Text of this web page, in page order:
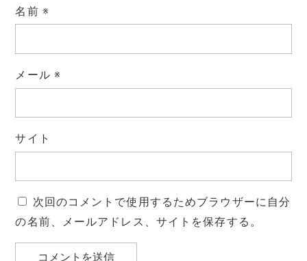
名前 ※
メール ※
サイト
次回のコメントで使用するためブラウザーに自分
の名前、メールアドレス、サイトを保存する。